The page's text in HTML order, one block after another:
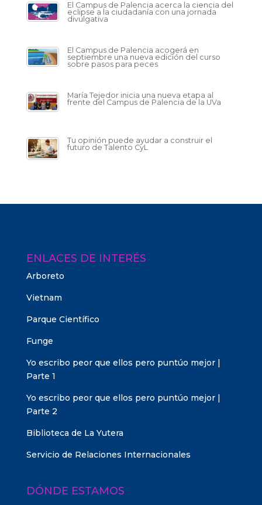
El Campus de Palencia acerca la ciencia del
eclipse a la ciudadanía con una jornada
divulgativa
El Campus de Palencia acogerá en
septiembre una nueva edición del curso
sobre pasos para peces
María Tejedor inicia una nueva etapa al
frente del Campus de Palencia de la UVa
Tu opinión puede ayudar a construir el
futuro de Talento CyL
ENLACES DE INTERÉS
Arboreto
Vietnam
Parque Científico
Funge
Yo escribo peor que ellos pero puntúo mejor |
Parte 1
Yo escribo peor que ellos pero puntúo mejor |
Parte 2
Biblioteca de La Yutera
Servicio de Relaciones Internacionales
DÓNDE ESTAMOS